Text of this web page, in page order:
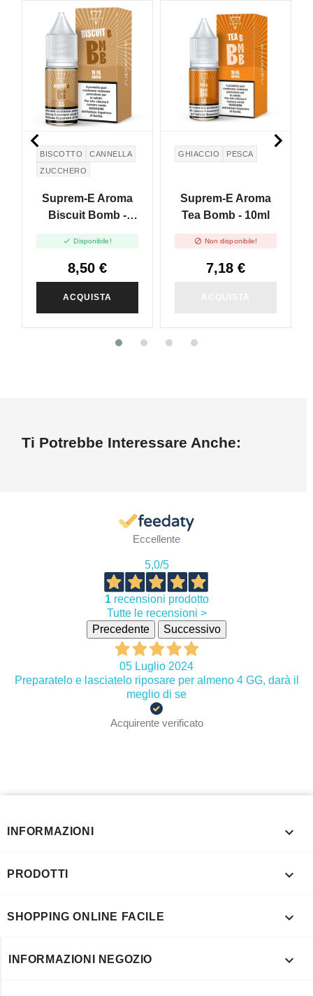
BISCOTTO
CANNELLA
ZUCCHERO
Suprem-E Aroma
Biscuit Bomb -
 Disponibile!
8,50 €
ACQUISTA
GHIACCIO PESCA
Suprem-E Aroma
Tea Bomb - 10ml
 Non disponibile!
7,18 €
NON DISPONIBILE
 
Ti Potrebbe Interessare Anche:
Eccellente
5,0/5
1recensioni prodotto
Tutte le recensioni >
Precedente
Successivo
05 Luglio 2024
Preparatelo e lasciatelo riposare per almeno 4 GG, darà il
meglio di se
Acquirente verificato
INFORMAZIONI 
PRODOTTI 
SHOPPING ONLINE FACILE 
INFORMAZIONI NEGOZIO 